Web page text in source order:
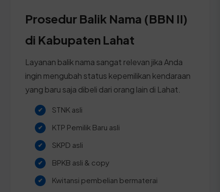
Prosedur Balik Nama (BBN II)
di Kabupaten Lahat
Layanan balik nama sangat relevan jika Anda
ingin mengubah status kepemilikan kendaraan
yang baru saja dibeli dari orang lain di Lahat.
STNK asli
KTP Pemilik Baru asli
SKPD asli
BPKB asli & copy
Kwitansi pembelian bermaterai